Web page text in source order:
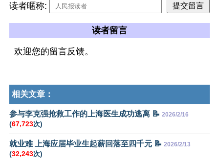
读者暱称:
读者留言
欢迎您的留言反馈。
相关文章：
参与李克强抢救工作的上海医生成功逃离 📝 2026/2/16
(67,723次)
就业难 上海应届毕业生起薪回落至四千元 📝 2026/2/13
(32,243次)